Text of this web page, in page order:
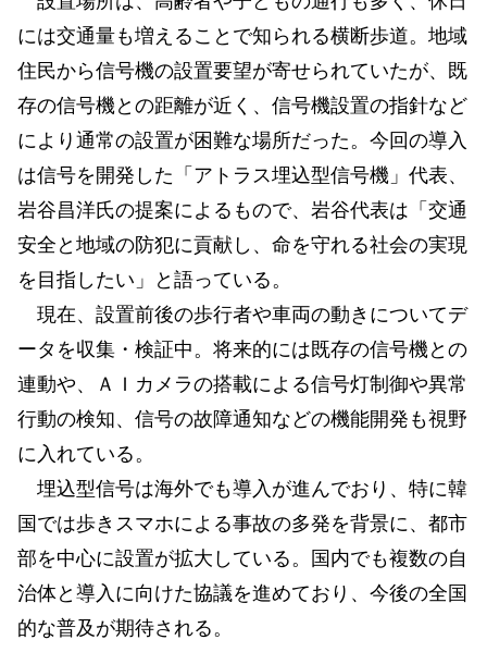
には交通量も増えることで知られる横断歩道。地域
住民から信号機の設置要望が寄せられていたが、既
存の信号機との距離が近く、信号機設置の指針など
により通常の設置が困難な場所だった。今回の導入
は信号を開発した「アトラス埋込型信号機」代表、
岩谷昌洋氏の提案によるもので、岩谷代表は「交通
安全と地域の防犯に貢献し、命を守れる社会の実現
を目指したい」と語っている。
現在、設置前後の歩行者や車両の動きについてデ
ータを収集・検証中。将来的には既存の信号機との
連動や、ＡＩカメラの搭載による信号灯制御や異常
行動の検知、信号の故障通知などの機能開発も視野
に入れている。
埋込型信号は海外でも導入が進んでおり、特に韓
国では歩きスマホによる事故の多発を背景に、都市
部を中心に設置が拡大している。国内でも複数の自
治体と導入に向けた協議を進めており、今後の全国
的な普及が期待される。